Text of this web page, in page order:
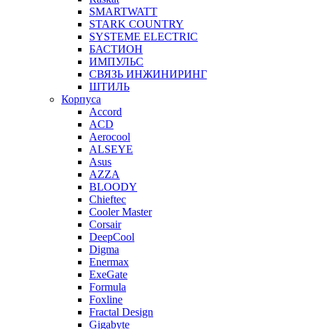
SMARTWATT
STARK COUNTRY
SYSTEME ELECTRIC
БАСТИОН
ИМПУЛЬС
СВЯЗЬ ИНЖИНИРИНГ
ШТИЛЬ
Корпуса
Accord
ACD
Aerocool
ALSEYE
Asus
AZZA
BLOODY
Chieftec
Cooler Master
Corsair
DeepCool
Digma
Enermax
ExeGate
Formula
Foxline
Fractal Design
Gigabyte